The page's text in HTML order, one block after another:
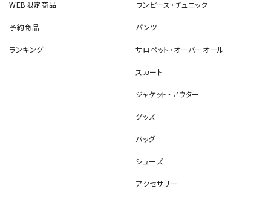
WEB限定商品
予約商品
ランキング
ワンピース・チュニック
パンツ
サロペット・オーバーオール
スカート
ジャケット・アウター
グッズ
バッグ
シューズ
アクセサリー